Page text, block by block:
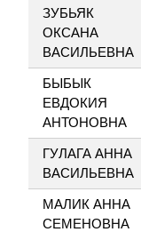
ЗУБЬЯК
ОКСАНА
ВАСИЛЬЕВНА
БЫБЫК
ЕВДОКИЯ
АНТОНОВНА
ГУЛАГА АННА
ВАСИЛЬЕВНА
МАЛИК АННА
СЕМЕНОВНА